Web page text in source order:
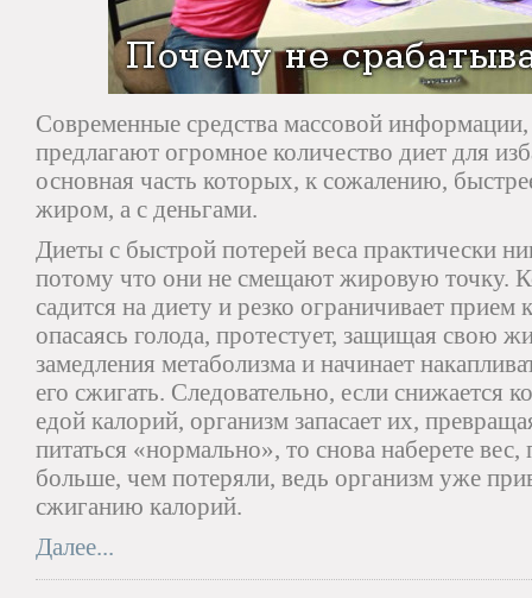
Современные средства массовой информации,
предлагают огромное количество диет для
основная часть которых, к сожалению,
жиром, а с деньгами.
Диеты с быстрой потерей веса практически
потому что они не смещают жировую точку.
садится на диету и резко ограничивает прием
опасаясь голода, протестует, защищая свою
замедления метаболизма и начинает
его сжигать. Следовательно, если снижается
едой калорий, организм запасает их,
питаться «нормально», то снова наберете
больше, чем потеряли, ведь организм уже
сжиганию калорий.
Далее...